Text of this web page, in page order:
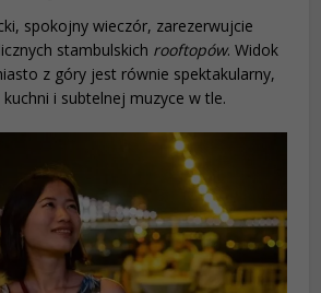
spokojny wieczór, zarezerwujcie
stambulskich rooftopów. Widok
z góry jest równie spektakularny,
i subtelnej muzyce w tle.